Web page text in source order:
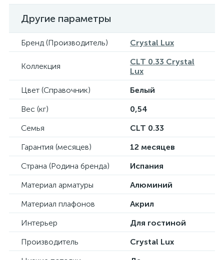
Другие параметры
Бренд (Производитель) Crystal Lux
Коллекция
CLT 0.33 Crystal
Lux
Цвет (Справочник)
Белый
Вес (кг)
0,54
Семья
CLT 0.33
Гарантия (месяцев)
12 месяцев
Страна (Родина бренда)
Испания
Материал арматуры
Алюминий
Материал плафонов
Акрил
Интерьер
Для гостиной
Производитель
Crystal Lux